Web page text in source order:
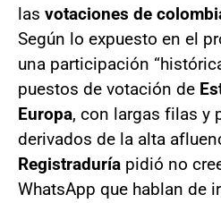
las votaciones de
Según lo expuesto en el
una participación
puestos de votación de
Europa, con largas filas y
derivados de la alta
Registraduría pidió no
WhatsApp que hablan de